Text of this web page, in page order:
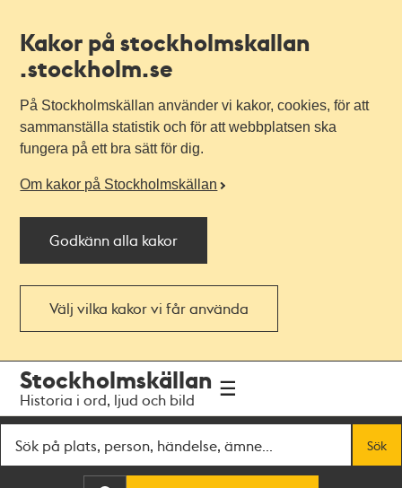
Kakor på stockholmskallan
.stockholm.se
På Stockholmskällan använder vi kakor, cookies, för att
sammanställa statistik och för att webbplatsen ska
fungera på ett bra sätt för dig.
Om kakor på Stockholmskällan
Godkänn alla kakor
Välj vilka kakor vi får använda
navigationen
huvudinnehållet
Stockholmskällan
Historia i ord, ljud och bild
Sök